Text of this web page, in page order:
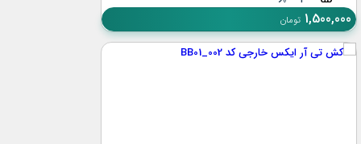
1,500,000 تومان